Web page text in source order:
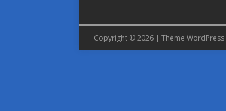
Copyright © 2026 | Thème